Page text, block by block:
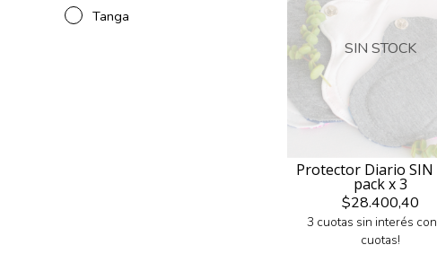
Tanga
SIN STOCK
Protector Diario SIN
pack x 3
$28.400,40
3 cuotas sin interés
cuotas!